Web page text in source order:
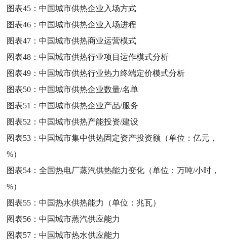
图表45：中国城市供热企业入场方式
图表46：中国城市供热企业入场进程
图表47：中国城市供热商业运营模式
图表48：中国城市供热行业项目运作模式分析
图表49：中国城市供热行业热力终端定价模式分析
图表50：中国城市供热企业数量/名单
图表51：中国城市供热企业产品/服务
图表52：中国城市供热产能投资/建设
图表53：中国城市集中供热固定资产投资额（单位：亿元，
%）
图表54：全国热电厂蒸汽供热能力变化（单位：万吨/小时，
%）
图表55：中国热水供热能力（单位：兆瓦）
图表56：中国城市蒸汽供应能力
图表57：中国城市热水供应能力